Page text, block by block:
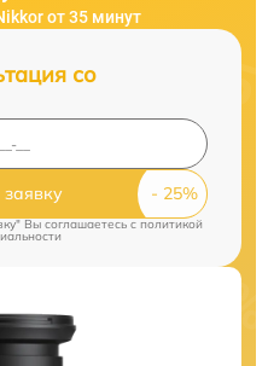
от 35 минут
со
заявку
Вы соглашаетесь cполитикой